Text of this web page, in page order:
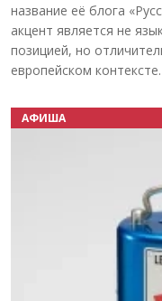
название её блога
акцент является не
позицией, но
европейском контексте.
АФИША